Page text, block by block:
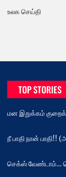
உலக செய்தி
TOP STORIES
மன இறுக்கம்
நீ பாதி நான் பாதி!!
செக்ஸ் வேண்டாம்…